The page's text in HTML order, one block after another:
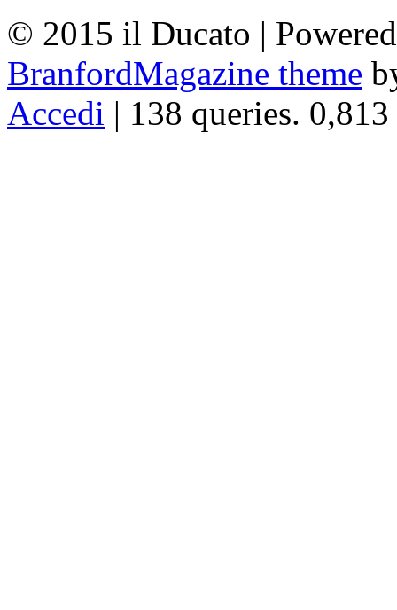
© 2015 il Ducato |
BranfordMagazine theme
Accedi | 138 queries. 0,813